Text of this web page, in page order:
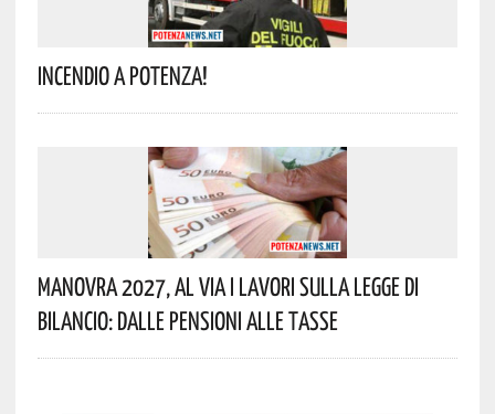
Incendio A Potenza!
Manovra 2027, Al Via I Lavori Sulla Legge Di
Bilancio: Dalle Pensioni Alle Tasse